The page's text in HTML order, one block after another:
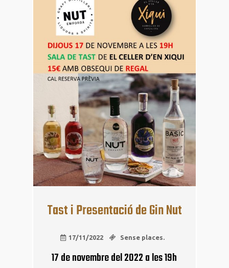
Tast i Presentació de Gin Nut
17/11/2022 Sense places.
17 de novembre del 2022 a les 19h